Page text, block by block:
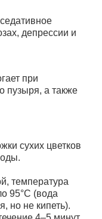
депрессии и
при
пузыря, а также
сухих цветков
температура
95°C (вода
но не кипеть).